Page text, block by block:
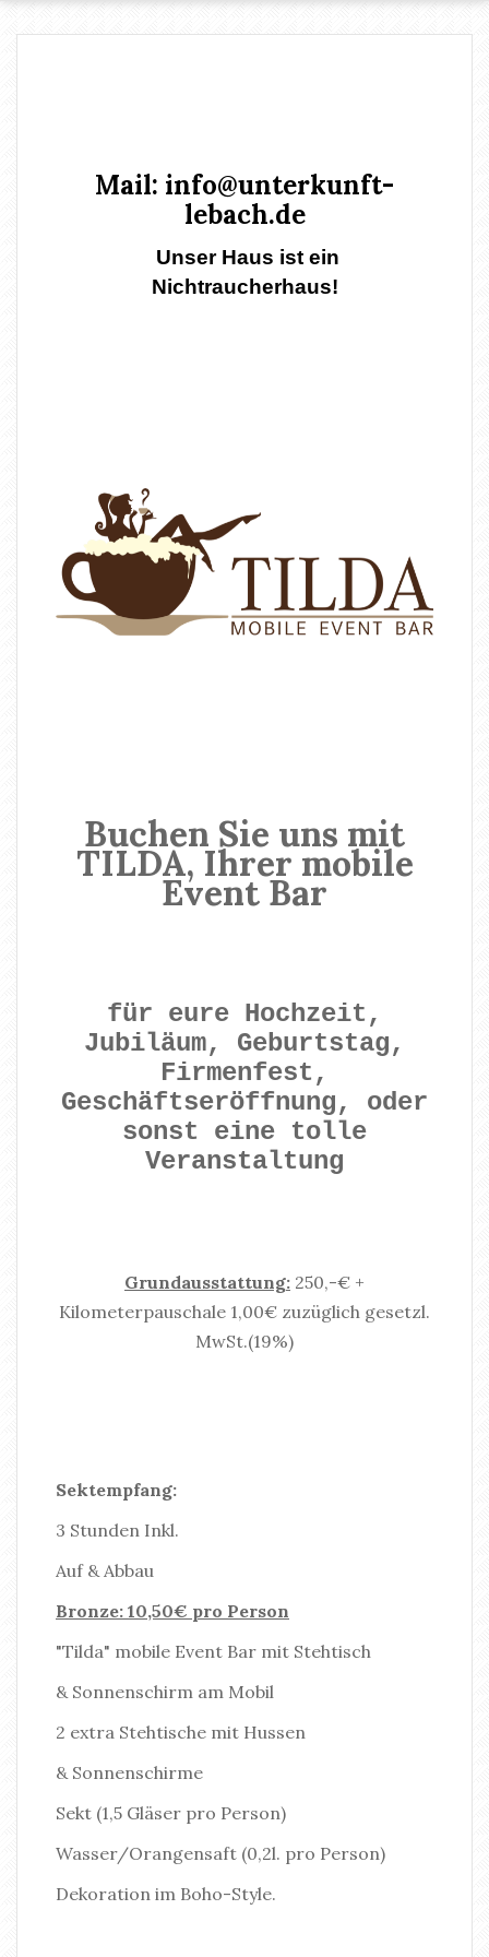
Mail: info@unterkunft-
lebach.de
Unser Haus ist ein
Nichtraucherhaus!
Buchen Sie uns mit
TILDA, Ihrer mobile
Event Bar
für eure Hochzeit,
Jubiläum, Geburtstag,
Firmenfest,
Geschäftseröffnung, oder
sonst eine tolle
Veranstaltung
Grundausstattung: 250,-€ +
Kilometerpauschale 1,00€ zuzüglich gesetzl.
MwSt.(19%)
Sektempfang:
3 Stunden Inkl.
Auf & Abbau
Bronze: 10,50€ pro Person
"Tilda" mobile Event Bar mit Stehtisch
& Sonnenschirm am Mobil
2 extra Stehtische mit Hussen
& Sonnenschirme
Sekt (1,5 Gläser pro Person)
Wasser/Orangensaft (0,2l. pro Person)
Dekoration im Boho-Style.